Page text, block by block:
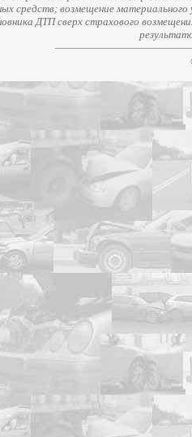
средств; возмещение
ДТП сверх страхового